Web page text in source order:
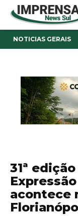
NOTICIAS GERAIS
31ª
acontece